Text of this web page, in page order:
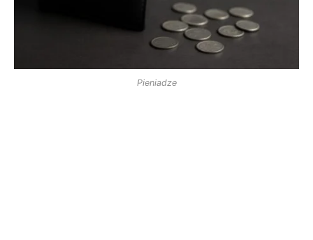
Pieniadze